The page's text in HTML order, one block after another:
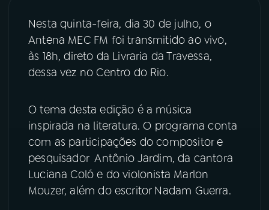
04 PROGRAMAS
06VIDEOCASTS
07ÚLTIMAS
PRÊMIO RÁDIO MEC
Nesta quinta-feira, dia 30 de julho, o
Antena MEC FM foi transmitido ao vivo,
às 18h, direto da Livraria da Travessa,
dessa vez no Centro do Rio.
O tema desta edição é a música
inspirada na literatura. O programa conta
com as participações do compositor e
pesquisador Antônio Jardim, da cantora
Luciana Coló e do violonista Marlon
Mouzer, além do escritor Nadam Guerra.